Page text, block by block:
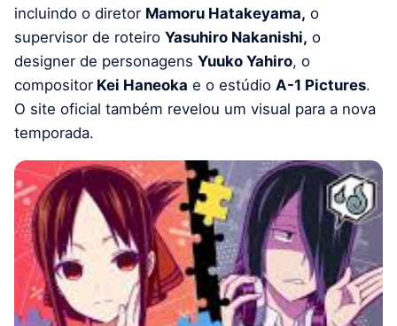
incluindo o diretor Mamoru Hatakeyama, o
supervisor de roteiro Yasuhiro Nakanishi, o
designer de personagens Yuuko Yahiro, o
compositor Kei Haneoka e o estúdio A-1 Pictures.
O site oficial também revelou um visual para a nova
temporada.